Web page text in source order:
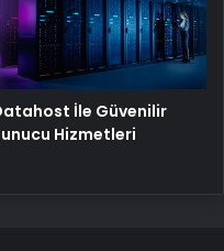
İle Güvenilir
Hizmetleri